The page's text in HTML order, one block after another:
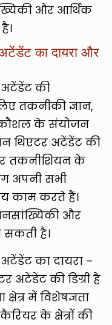
और आर्थिक
का दायरा और
की
तकनीकी ज्ञान,
कौशल के संयोजन
थिएटर अटेंडेंट की
तकनीशियन के
अपनी सभी
काम करते हैं।
और
सकती है।
का दायरा –
की डिग्री है
में विशेषज्ञता
के क्षेत्रों की